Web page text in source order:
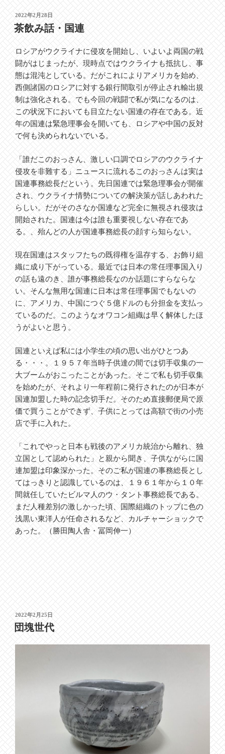
投
稿
日:
2022年2月28日
茶飲み話・国連
ロシアがウクライナに侵攻を開始し、いよいよ両国の戦
闘がはじまったが、現時点ではウクライナも抵抗し、事
態は混沌としている。だがこれによりアメリカを始め、
西側諸国のロシアに対する銀行間取引が停止され輸出規
制は強化される。でも今回の戦闘で私が気になるのは、
この状況下においても目立たない国連の存在である。近
年の国連は緊急理事会を開いても、ロシアや中国の反対
で何も決められないでいる。
「誰だこのおっさん、激しい口調でロシアのウクライナ
侵攻を非難する」ニュースに流れるこのおっさんは実は
国連事務総長だという。先日国連では緊急理事会が開催
され、ウクライナ情勢についての解決策が話しあわれた
らしい。だがそのさなか国連など完全に無視され侵攻は
開始された。国連は今は誰も重要視しない存在であ
る。、殆んどの人が国連事務総長の顔すら知らない。
現在国連はスタッフたちの既得権を温存する、お飾り組
織に成り下がっている。最近では日本の常任理事国入り
の話も遠のき、誰が事務総長なのか話題にすらならな
い。そんな無用な国連に日本は常任理事国でもないの
に、アメリカ、中国につぐ５億ドルのも分担金を支払っ
ているのだ。このようなオワコン組織は早く解体したほ
うがよいと思う。
国連といえば私には小学生の頃の思い出がひとつあ
る・・・。１９５７年当時子供達の間では切手収集の一
大ブームがおこったことがあった。そこで私も切手収集
を始めたが、それより一年程前に発行されたのが日本が
国連加盟した時の記念切手だ。そのため直接郵便局で原
価で買うことができず、子供にとっては高額で街の小売
店で手に入れた。
「これでやっと日本も戦後のアメリカ統治から離れ、独
立国として認められた」と親から聞き、子供ながらに国
連加盟は印象深かった。そのご私が国連の事務総長とし
てはっきりと認識しているのは、１９６１年から１０年
間就任していたビルマ人のウ・タント事務総長である。
まだ人種差別の激しかった頃、国際組織のトップに色の
浅黒い東洋人が任命されるなど、カルチャーショックで
あった。（勝田陶人舎・冨岡伸一）
投
稿
日:
2022年2月25日
団塊世代